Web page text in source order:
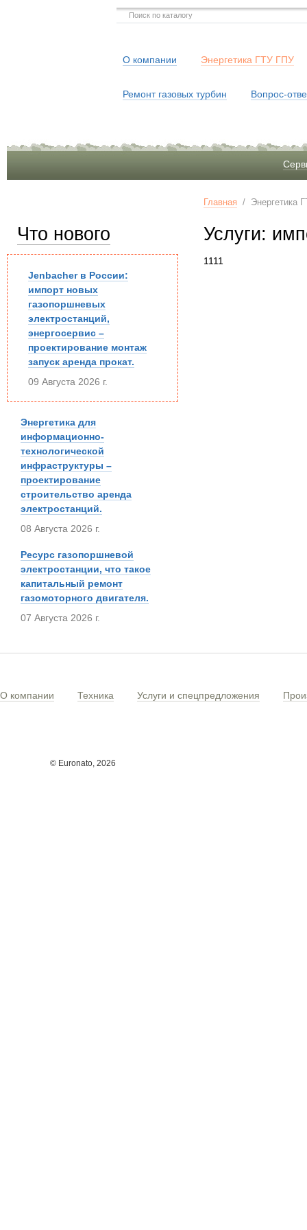
О компании Энергетика ГТУ ГПУ
Ремонт газовых турбин Вопрос-
Что нового
Jenbacher в России:
импорт новых
газопоршневых
электростанций,
энергосервис –
проектирование монтаж
запуск аренда прокат.
09 Августа 2026 г.
Энергетика для
информационно-
технологической
инфраструктуры –
проектирование
строительство аренда
электростанций.
08 Августа 2026 г.
Ресурс газопоршневой
электростанции, что такое
капитальный ремонт
газомоторного двигателя.
07 Августа 2026 г.
Главная / Энергетика
Услуги:
1111
О компании Техника Услуги и спецпредложения
© Euronato, 2026